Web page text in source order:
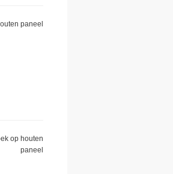
paneel
op houten
paneel